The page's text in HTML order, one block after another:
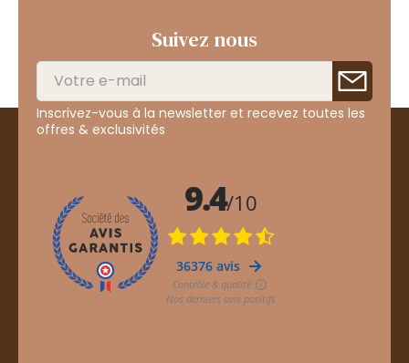
Suivez nous
Inscrivez-vous à la newsletter et recevez toutes les
offres & exclusivités